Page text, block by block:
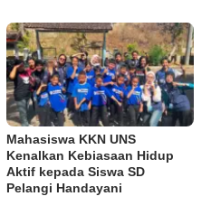
Mahasiswa KKN UNS
Kenalkan Kebiasaan Hidup
Aktif kepada Siswa SD
Pelangi Handayani